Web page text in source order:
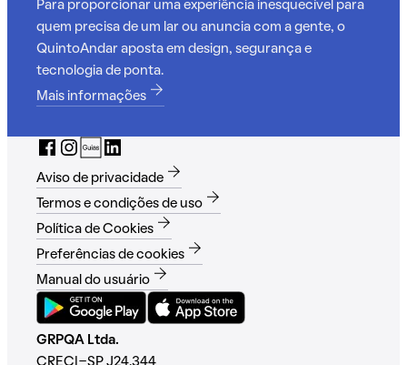
Para proporcionar uma experiência inesquecível para
quem precisa de um lar ou anuncia com a gente, o
QuintoAndar aposta em design, segurança e
tecnologia de ponta.
Mais informações
Aviso de privacidade
Termos e condições de uso
Política de Cookies
Preferências de cookies
Manual do usuário
GRPQA Ltda.